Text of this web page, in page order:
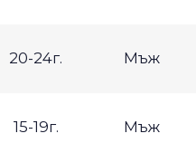
20-24г. Мъж
15-19г. Мъж